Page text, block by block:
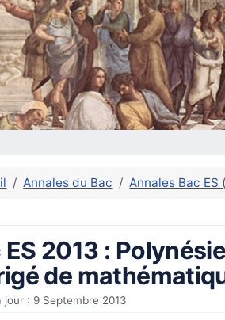
Annales du Bac Annales Bac ES
ES 2013 :
de
jour : 9 Septembre 2013